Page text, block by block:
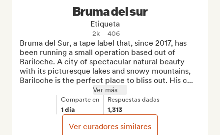
Bruma del sur
Etiqueta
2k 406
Bruma del Sur, a tape label that, since 2017, has
been running a small operation based out of
Bariloche. A city of spectacular natural beauty
with its picturesque lakes and snowy mountains,
Bariloche is the perfect place to bliss out. His c...
Ver más
Comparte en
1 día
Respuestas dadas
1,313
Ver curadores similares